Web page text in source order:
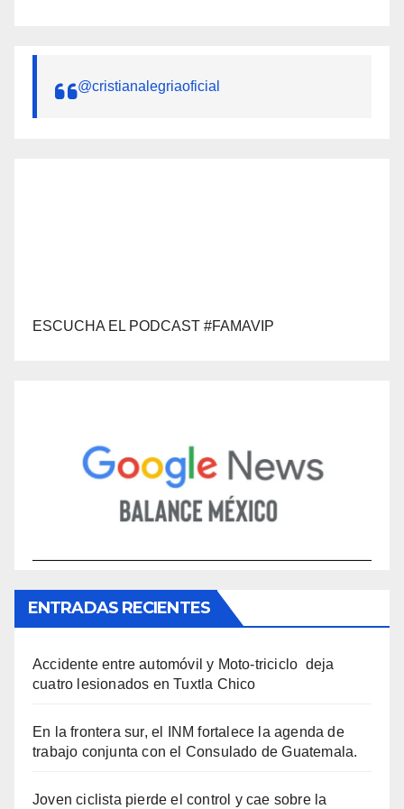
@cristianalegriaoficial
ESCUCHA EL PODCAST #FAMAVIP
ENTRADAS RECIENTES
Accidente entre automóvil y Moto-triciclo deja
cuatro lesionados en Tuxtla Chico
En la frontera sur, el INM fortalece la agenda de
trabajo conjunta con el Consulado de Guatemala.
Joven ciclista pierde el control y cae sobre la